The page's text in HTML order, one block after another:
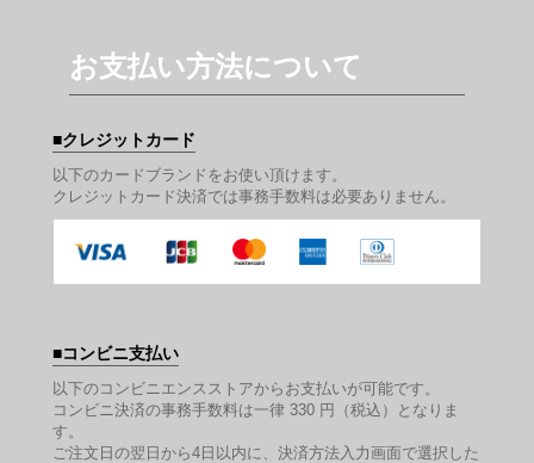
お支払い方法について
クレジットカード
以下のカードブランドをお使い頂けます。
クレジットカード決済では事務手数料は必要ありません。
コンビニ支払い
以下のコンビニエンスストアからお支払いが可能です。
コンビニ決済の事務手数料は一律 330 円（税込）となりま
す。
ご注文日の翌日から4日以内に、決済方法入力画面で選択した